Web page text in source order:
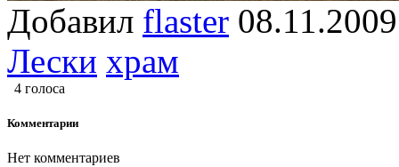
Добавил flaster
Лески храм
4 голоса
Комментарии
Нет комментариев